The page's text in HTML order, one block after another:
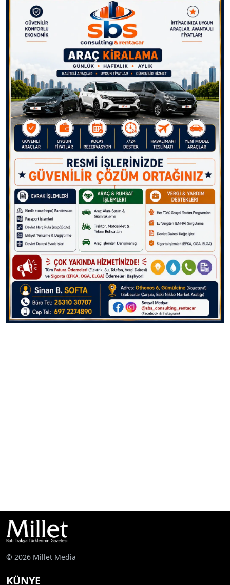
© 2026 Millet Media
KÜNYE